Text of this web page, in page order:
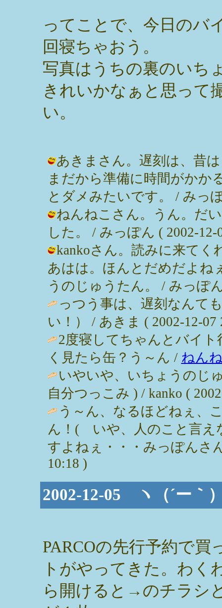
ってことで、今日のバ
回寝ちゃおう。
写真はうちの裏のいち
きれいかなぁと思って
い。
あきまさん。遅刻は、昔
まだから準備に時間がかか
とダメみたいです。 / みっ
ねんねこさん。うん。だ
した。 / みっぽん ( 2002-12-
kankoさん。読みに来てく
あはは。ほんとだめだよね
うのじゅうたん。 / みっぽ
っつう事は、遅刻なんて
い！） / あきま ( 2002-12-07
2度寝してちゃんとバイ
く見たら缶？う～ん / ねん
いやいや、いちょうのじ
自分つっこみ ) / kanko (
う～ん、なるほどねぇ、
ん！( いや、人のこと言え
すよねぇ・・・みっぽんさ
10:18 )
2002-12-05 ヽ（´ー｀
PARCOの先行予約で買
トがやってきた。わく
ら開けると→のチラシ